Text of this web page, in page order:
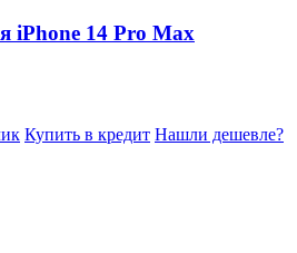
iPhone 14 Pro Max
Купить в кредит Нашли дешевле?